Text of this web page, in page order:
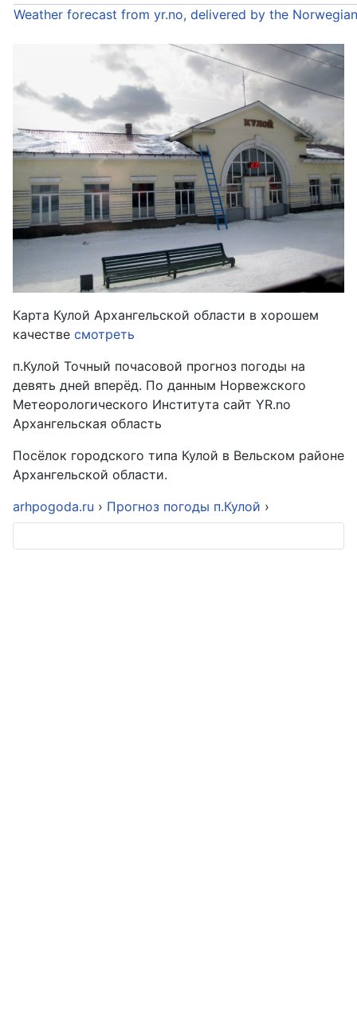
Weather forecast from yr.no, delivered by the
Карта Кулой Архангельской области в хорошем
качестве смотреть
п.Кулой Точный почасовой прогноз погоды на
девять дней вперёд. По данным Норвежского
Метеорологического Института сайт YR.no
Архангельская область
Посёлок городского типа Кулой в Вельском районе
Архангельской области.
arhpogoda.ru › Прогноз погоды п.Кулой ›